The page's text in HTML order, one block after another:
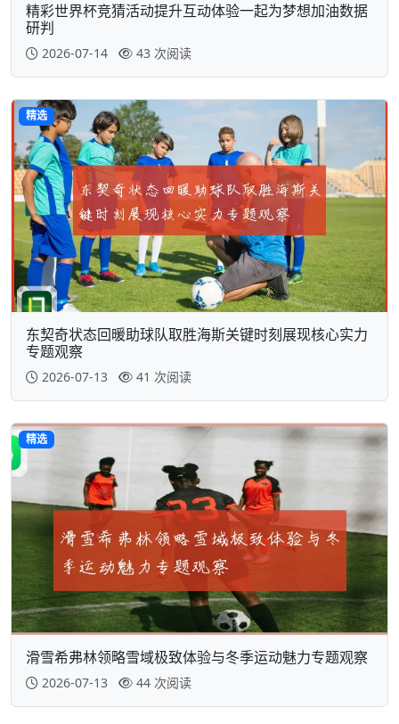
精彩世界杯竞猜活动提升互动体验一起为梦想加油数据
研判
2026-07-14 43 次阅读
精选
东契奇状态回暖助球队取胜海斯关键时刻展现核心实力
专题观察
2026-07-13 41 次阅读
精选
滑雪希弗林领略雪域极致体验与冬季运动魅力专题观察
2026-07-13 44 次阅读